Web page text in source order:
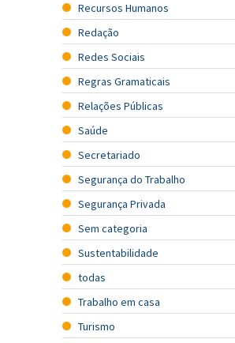
Recursos Humanos
Redação
Redes Sociais
Regras Gramaticais
Relações Públicas
Saúde
Secretariado
Segurança do Trabalho
Segurança Privada
Sem categoria
Sustentabilidade
todas
Trabalho em casa
Turismo